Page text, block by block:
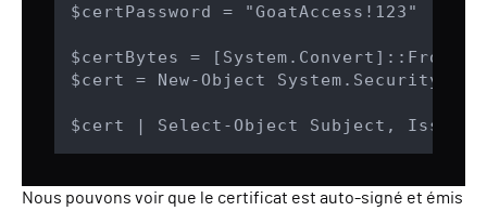
$certPassword = "GoatAccess!123"
$certBytes =
$cert = New-Object
Nous pouvons voir que le certificat est auto-signé et émis